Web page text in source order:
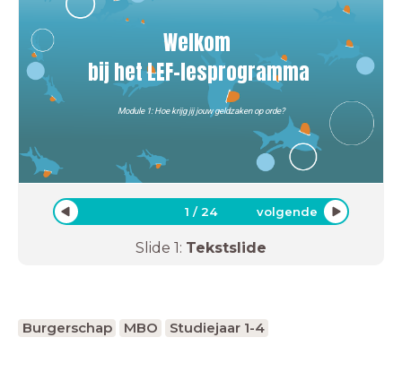
Welkom
bij hetLEF-lesprogramma
Module 1: Hoe krijg jij jouw geldzaken op orde?
1 /24 volgende
Slide 1: Tekstslide
Burgerschap MBO Studiejaar 1-4